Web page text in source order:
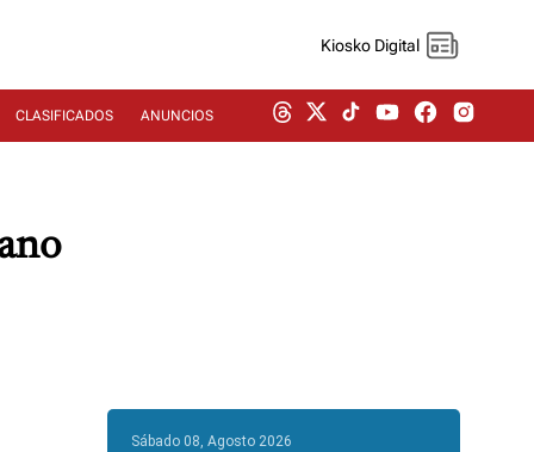
Kiosko Digital
CLASIFICADOS ANUNCIOS
Sábado 08, Agosto 2026